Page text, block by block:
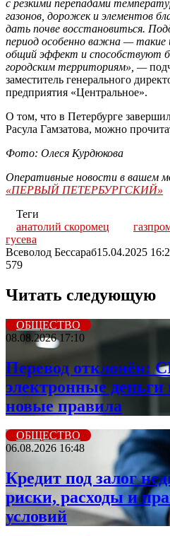
с резкими перепадами
газонов, дорожек и элементов
дать почве восстановиться.
период особенно важна —
общий эффект и способствуют
городским территориям», —
заместитель генерального
предприятия «Центральное».
О том, что в Петербурге
Расула Гамзатова, можно
Фото: Олеся Курдюкова
Оперативные новости в вашем
«ПЕРВЫЙ ПЕТЕРБУРГСКИЙ»
Теги
анатолий скоромец
гусева
Всеволод Бессараб15.04.2025
579
Читать следующую
ОБЩЕСТВО
08.08.2026 17:10
Перевод отклонён:
электронные деньги
новые правила
ОБЩЕСТВО
06.08.2026 16:48
Кредит под залог
риски, расходы и
условий